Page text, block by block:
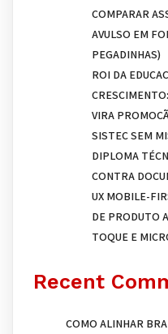
COMPARAR
AVULSO EM
PEGADINHAS)
ROI DA
VIRA
SISTEC SEM
DIPLOMA
CONTRA
UX MOBILE-
DE PRODUTO
TOQUE E
Recent
COMO ALINHAR